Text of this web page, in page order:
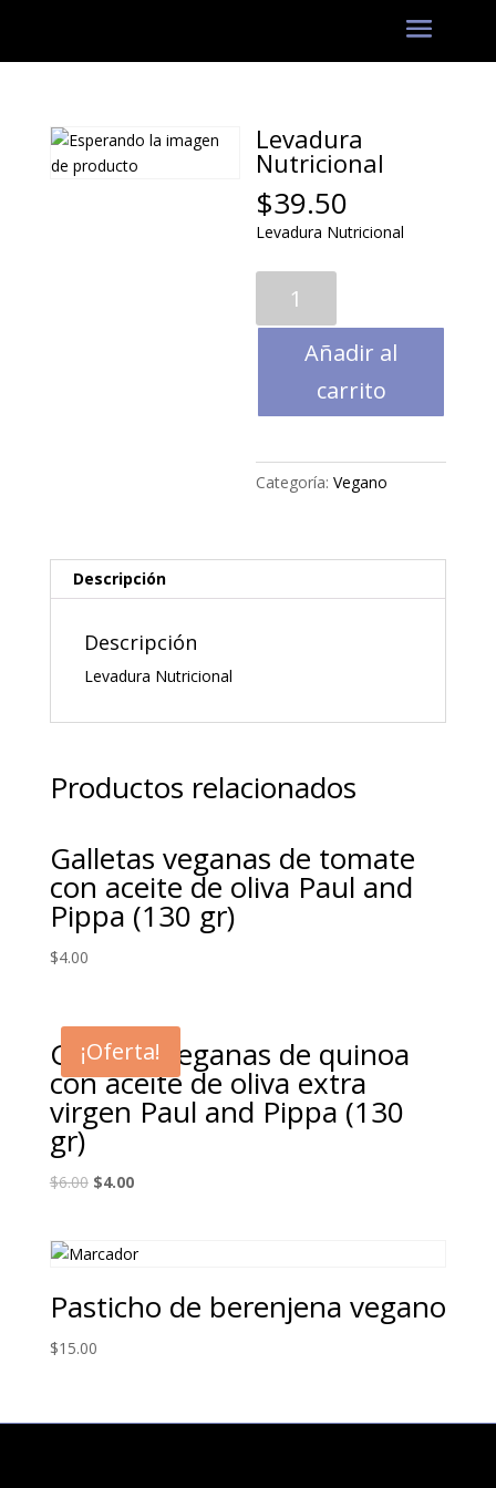
Levadura
Nutricional
$39.50
Levadura Nutricional
Nutricional
cantidad
Añadir al
carrito
Categoría:Vegano
Descripción
Descripción
Levadura Nutricional
Productos relacionados
Galletas veganas de tomate
con aceite de oliva Paul and
Pippa (130 gr)
$4.00
¡Oferta!
Galletas veganas de quinoa
con aceite de oliva extra
virgen Paul and Pippa (130
gr)
$6.00 $4.00
Pasticho de berenjena vegano
$15.00